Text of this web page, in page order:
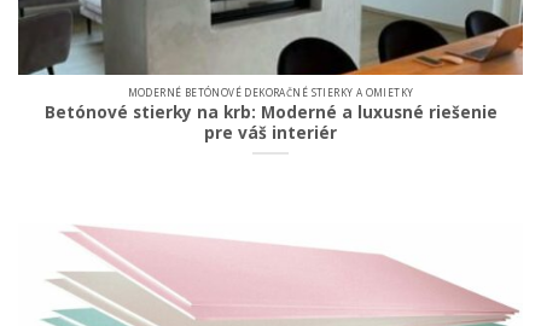
MODERNÉ BETÓNOVÉ DEKORAČNÉ STIERKY A OMIETKY
Betónové stierky na krb: Moderné a luxusné riešenie
pre váš interiér